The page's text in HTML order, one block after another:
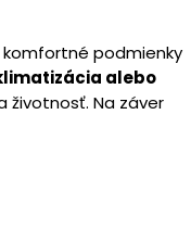
komfortné podmienky
alebo
životnosť. Na záver